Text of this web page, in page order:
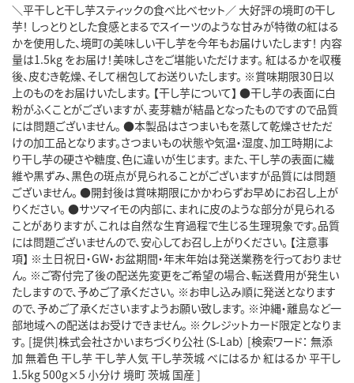
＼平干しと干し芋スティックの食べ比べセット／ 大好評の境町の干し
芋！ しっとりとした食感とまるでスイーツのような甘みが特徴の紅はる
かを使用した、境町の美味しい干し芋を今年もお届けいたします！ 内容
量は1.5kg をお届け！美味しさをご堪能いただけます。 紅はるかを収穫
後、皮むき乾燥、そして梱包してお送りいたします。 ※賞味期限30日以
上のものをお届けいたします。 【干し芋について】 ●干し芋の表面に白
粉がふくことがございますが、麦芽糖が結晶となったものですので品質
には問題ございません。 ●本製品はさつまいもを蒸して乾燥させただ
けの加工品となります。さつまいもの状態や気温・湿度、加工時期によ
り干し芋の硬さや糖度、色に違いが生じます。 また、干し芋の表面に繊
維や黒ずみ、黒色の斑点が見られることがございますが品質には問題
ございません。 ●開封後は賞味期限にかかわらずお早めにお召し上が
りください。 ●サツマイモの内部に、まれに皮のような部分が見られる
ことがありますが、これは自然な生育過程で生じる生理現象です。品質
には問題ございませんので、安心してお召し上がりください。 【注意事
項】 ※土日祝日・GW・お盆期間・年末年始は発送業務を行っておりませ
ん。 ※ご寄付完了後の配送先変更をご希望の場合、転送費用が発生い
たしますので、予めご了承ください。 ※お申し込み順に発送となります
ので、予めご了承くださいますようお願い致します。 ※沖縄・離島など一
部地域への配送はお受けできません。 ※クレジットカード限定となりま
す。 [提供]株式会社さかいまちづくり公社（S-Lab） [検索ワード： 無添
加 無着色 干し芋 干し芋人気 干し芋茨城 べにはるか 紅はるか 平干し
1.5kg 500g×5 小分け 境町 茨城 国産 ]